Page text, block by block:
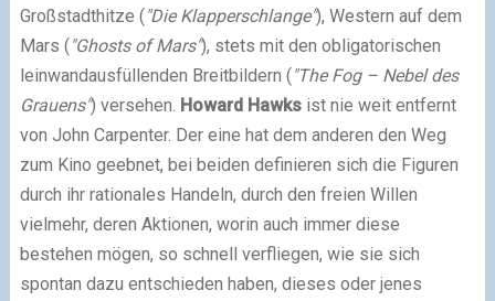
Großstadthitze ("Die Klapperschlange"), Western auf dem
Mars ("Ghosts of Mars"), stets mit den obligatorischen
leinwandausfüllenden Breitbildern ("The Fog – Nebel des
Grauens") versehen. Howard Hawksist nie weit entfernt
von John Carpenter. Der eine hat dem anderen den Weg
zum Kino geebnet, bei beiden definieren sich die Figuren
durch ihr rationales Handeln, durch den freien Willen
vielmehr, deren Aktionen, worin auch immer diese
bestehen mögen, so schnell verfliegen, wie sie sich
spontan dazu entschieden haben, dieses oder jenes